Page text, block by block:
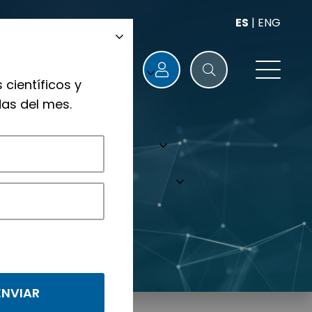
ES | ENG
científicos y
del mes.